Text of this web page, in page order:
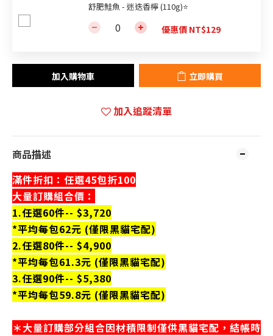
舒肥鮭魚 - 迷迭香檸 (110g)⭐
優惠價 NT$129
加入購物車 立即購買
加入追蹤清單
商品描述
滿件折扣：任選45包折100
大量訂購組合價：
1.任選60件-- $3,720
*平均每包62元 (僅限黑貓宅配)
2.任選80件-- $4,900
*平均每包61.3元 (僅限黑貓宅配)
3.任選90件-- $5,380
*平均每包59.8元 (僅限黑貓宅配)
＊大量訂購部分組合因材積限制僅供黑貓宅配，結帳時